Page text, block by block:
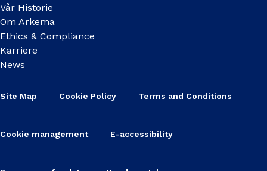
Vår Historie
Om Arkema
Ethics & Compliance
Karriere
News
Site Map Cookie Policy Terms and Conditions
Cookie management E-accessibility